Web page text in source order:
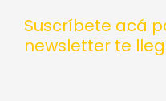
Suscríbete acá
newsletter te